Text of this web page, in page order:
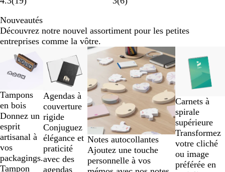
Nouveautés
Découvrez notre nouvel assortiment pour les petites
entreprises comme la vôtre.
Nouvelles options
Tampons
en bois
Donnez un
esprit
artisanal à
vos
packagings.
Tampon
Agendas à
couverture
rigide
Conjuguez
élégance et
praticité
avec des
agendas
Notes autocollantes
Ajoutez une touche
personnelle à vos
Carnets à
spirale
supérieure
Transformez
votre cliché
ou image
préférée en
Diapositives
sur
4